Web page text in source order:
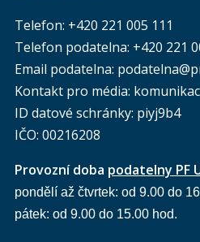
Telefon: +420 221 005 111
Telefon podatelna: +420 221
Email podatelna:
Kontakt pro média:
ID datové schránky: piyj9b4
IČO: 00216208
Provozní doba podatelny PF
pondělí až čtvrtek: od 9.00 do
pátek: od 9.00 do 15.00 hod.